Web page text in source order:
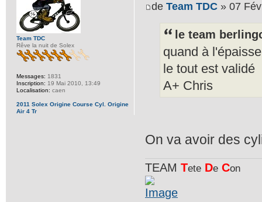
de Team TDC » 07
le team
quand à
le tout est validé
A+ Chris
On va avoir des
TEAM Tete De Con
Team TDC
Rêve la nuit de Solex
Messages: 1831
Inscription: 19 Mai 2010, 13:49
Localisation: caen
2011 Solex Origine Course Cyl. Origine
Air 4 Tr